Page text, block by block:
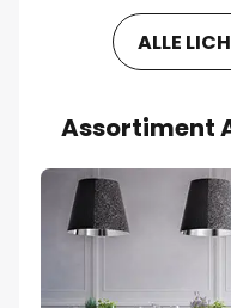
ALLE
Assortiment